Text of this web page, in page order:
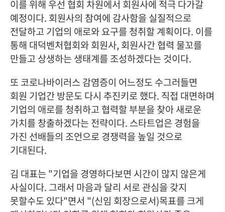
이를 위해 우선 협회 차원에서 회원사에 적극 다가갈
예정이다. 회원사의 참여에 감사함을 실질적으로
전달하고 기업의 애로와 요구를 청취할 계획이다. 이를
통해 대덕벤처협회와 회원사, 회원사간 협력 물꼬를
만들고 상생하는 생태계를 조성하겠다는 것이다.
또 코로나바이러스 감염증이 어느정도 수그러들면
회원 기업간 방문도 다시 추진키로 했다. 직접 대면하며
기업의 애로를 청취하고 협력할 부분을 찾아 새로운
가치를 창출하겠다는 전략이다. 스타트업은 경험을
가진 선배들의 조언으로 경쟁력을 높일 것으로
기대된다.
김 대표는 "기업을 경영하다보면 시간이 많지 않은게
사실이다. 그래서 마음과 달리 서로 관심을 갖지
못할수도 있다"면서 "(신임 회장으로서)목표를 크게